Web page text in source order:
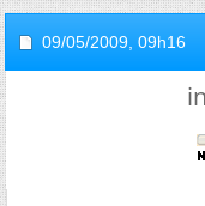
09/05/2009, 09h16